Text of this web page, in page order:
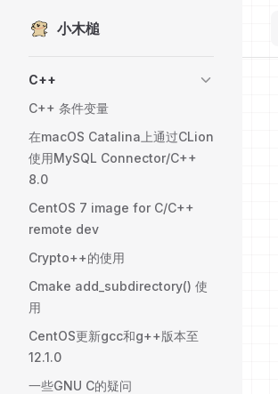
Skip to content
小木槌
C++
C++ 条件变量
在macOS Catalina上通过CLion
使用MySQL Connector/C++
8.0
CentOS 7 image for C/C++
remote dev
Crypto++的使用
Cmake add_subdirectory() 使
用
CentOS更新gcc和g++版本至
12.1.0
一些GNU C的疑问